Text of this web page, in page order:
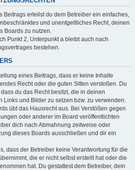
Beitrags erteilst du dem Betreiber ein einfaches,
und unentgeltliches Recht, deinen
Boards zu nutzen.
Punkt 2, Unterpunkt a bleibt auch nach
bestehen.
eines Beitrags, dass er keine Inhalte
Recht oder die guten Sitten verstoßen. Du
du das Recht besitzt, die in deinen
Links und Bilder zu setzen bzw. zu verwenden.
übt das Hausrecht aus. Bei Verstößen gegen
oder anderer im Board veröffentlichten
dich nach Abmahnung zeitweise oder
dieses Boards ausschließen und dir ein
dass der Betreiber keine Verantwortung für die
die er nicht selbst erstellt hat oder die
hat. Du gestattest dem Betreiber, dein